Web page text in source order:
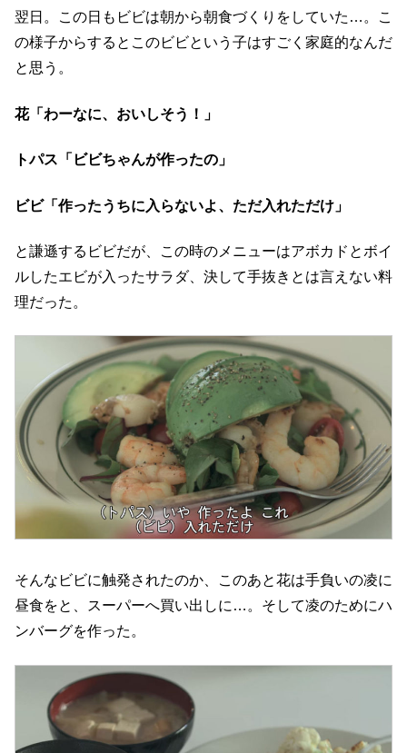
翌日。この日もビビは朝から朝食づくりをしていた…。こ
の様子からするとこのビビという子はすごく家庭的なんだ
と思う。
花「わーなに、おいしそう！」
トパス「ビビちゃんが作ったの」
ビビ「作ったうちに入らないよ、ただ入れただけ」
と謙遜するビビだが、この時のメニューはアボカドとボイ
ルしたエビが入ったサラダ、決して手抜きとは言えない料
理だった。
そんなビビに触発されたのか、このあと花は手負いの凌に
昼食をと、スーパーへ買い出しに…。そして凌のためにハ
ンバーグを作った。